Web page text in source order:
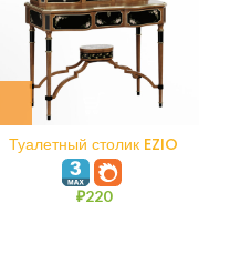
Туалетный столик EZIO
BELLOTTI
₽220